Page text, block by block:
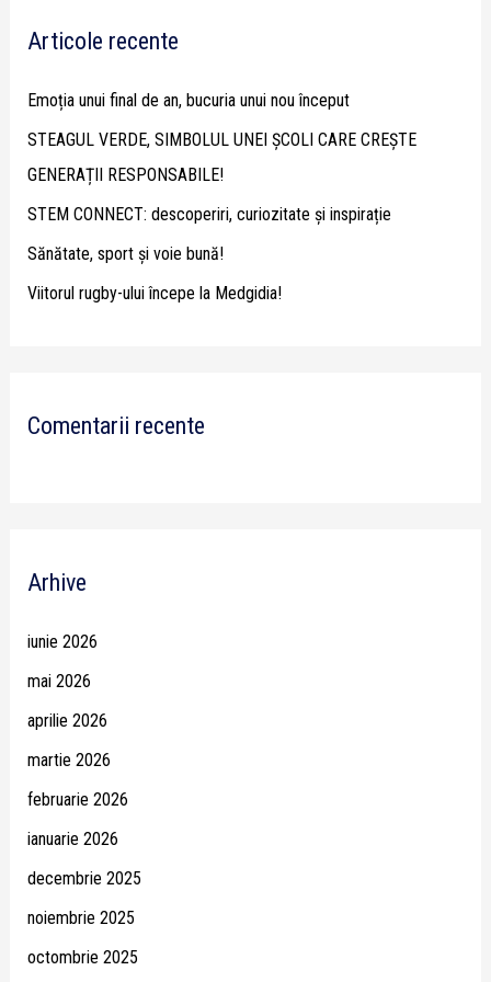
c
o
r
:
Articole recente
Emoția unui final de an, bucuria unui nou început
STEAGUL VERDE, SIMBOLUL UNEI ȘCOLI CARE CREȘTE
GENERAȚII RESPONSABILE!
STEM CONNECT: descoperiri, curiozitate și inspirație
Sănătate, sport și voie bună!
Viitorul rugby-ului începe la Medgidia!
Comentarii recente
Arhive
iunie 2026
mai 2026
aprilie 2026
martie 2026
februarie 2026
ianuarie 2026
decembrie 2025
noiembrie 2025
octombrie 2025